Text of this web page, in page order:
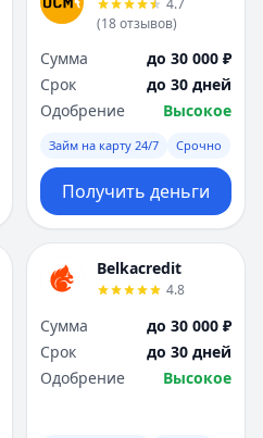
4.7
(18отзывов)
Сумма
до 30 000 ₽
Срок
до 30 дней
Одобрение
Высокое
Займ на карту 24/7 Срочно
Получить деньги
Belkacredit
4.8
Сумма
до 30 000 ₽
Срок
до 30 дней
Одобрение
Высокое